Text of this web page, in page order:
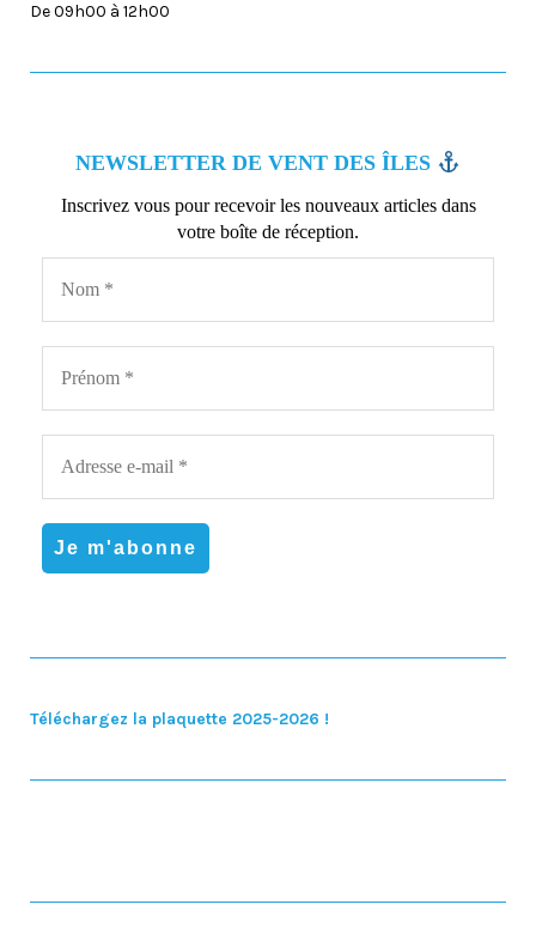
De 09h00 à 12h00
NEWSLETTER DE VENT DES ÎLES
Inscrivez vous pour recevoir les nouveaux articles dans
votre boîte de réception.
Téléchargez la plaquette 2025-2026 !